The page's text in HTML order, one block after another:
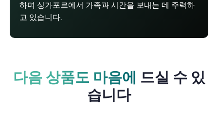
하며 싱가포르에서 가족과 시간을 보내는 데 주력하
고 있습니다.
다음 상품도 마음에 드실 수 있
습니다